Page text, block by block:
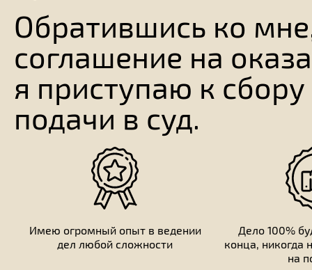
Обратившись ко
соглашение на
я приступаю к
подачи в суд.
Имею огромный опыт в ведении
дел любой сложности
Дело 100%
конца, никогда
на